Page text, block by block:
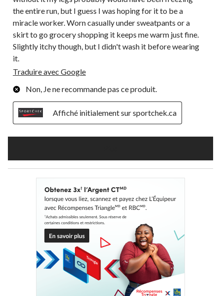
the entire run, but I guess I was hoping for it to be a
miracle worker. Worn casually under sweatpants or a
skirt to go grocery shopping it keeps me warm just fine.
Slightly itchy though, but I didn't wash it before wearing
it.
Traduire avec Google
Non, Je ne recommande pas ce produit.
Affiché initialement sur sportchek.ca